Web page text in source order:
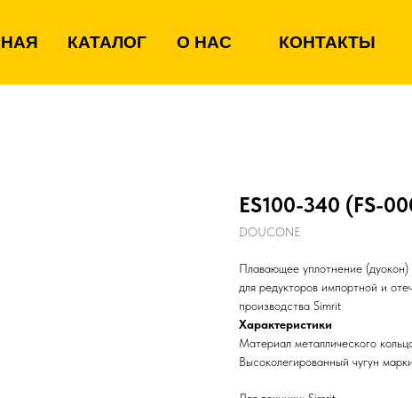
КАТАЛОГ О НАС КОНТАКТЫ
ES100-340 (FS-
DOUCONE
Плавающее уплотнение (дуокон)
для редукторов импортной и
производства Simrit
Характеристики
Материал металлического
Высоколегированный чугун